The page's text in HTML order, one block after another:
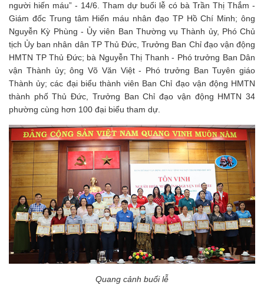
người hiến máu” - 14/6. Tham dự buổi lễ có bà Trần Thị Thắm -
Giám đốc Trung tâm Hiến máu nhân đạo TP Hồ Chí Minh; ông
Nguyễn Kỳ Phùng - Ủy viên Ban Thường vụ Thành ủy, Phó Chủ
tịch Ủy ban nhân dân TP Thủ Đức, Trưởng Ban Chỉ đạo vận động
HMTN TP Thủ Đức; bà Nguyễn Thị Thanh - Phó trưởng Ban Dân
vận Thành ủy; ông Võ Văn Việt - Phó trưởng Ban Tuyên giáo
Thành ủy; các đại biểu thành viên Ban Chỉ đạo vận động HMTN
thành phố Thủ Đức, Trưởng Ban Chỉ đạo vận động HMTN 34
phường cùng hơn 100 đại biểu tham dự.
Quang cảnh buổi lễ